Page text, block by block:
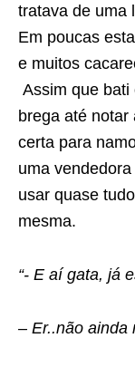
tratava de uma
Em poucas
e muitos
Assim que bati
brega até notar
certa para
uma
usar quase
mesma.
“- E aí gata, já
– Er..não